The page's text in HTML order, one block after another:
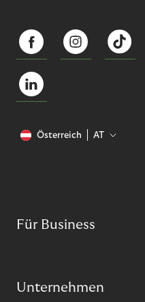
Österreich AT
Für Business
Unternehmen